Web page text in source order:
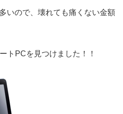
いので、壊れても痛くない金額
トPCを見つけました！！